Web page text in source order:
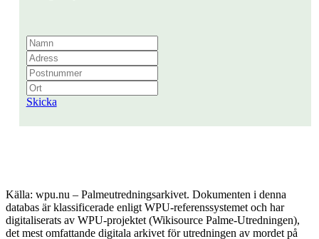
Skicka
Källa: wpu.nu – Palmeutredningsarkivet. Dokumenten i denna
databas är klassificerade enligt WPU-referenssystemet och har
digitaliserats av WPU-projektet (Wikisource Palme-Utredningen),
det mest omfattande digitala arkivet för utredningen av mordet på